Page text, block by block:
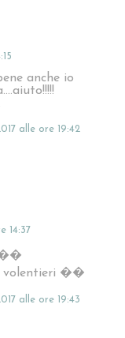
anche io
alle ore 19:42
14:37
volentieri ��
alle ore 19:43